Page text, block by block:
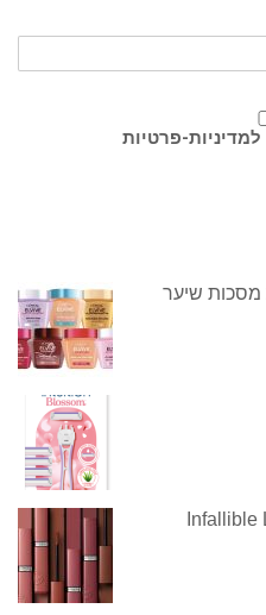
למדיניות-פרטיות
מסכות שיער